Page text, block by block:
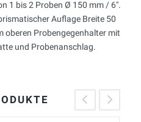
1 bis 2 Proben Ø 150 mm / 6″.
Auflage Breite 50
oberen Probengegenhalter mit
und Probenanschlag.